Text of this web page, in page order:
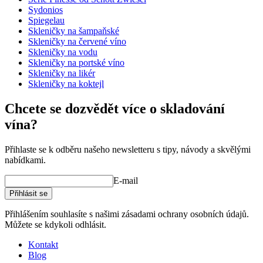
Dobré víno si zaslouží pořádnou sklenku!
Průměr (cm)11
Kapacita (cl)
Ostatní
GravírováníNe
Sydonios
Spiegelau
Skleničky na šampaňské
Skleničky na červené víno
Skleničky na vodu
Skleničky na portské víno
Skleničky na likér
Skleničky na koktejl
Chcete se dozvědět více o skladování
vína?
Přihlaste se k odběru našeho newsletteru s tipy, návody a skvělými
nabídkami.
E-mail
Přihlásit se
Přihlášením souhlasíte s našimi zásadami ochrany osobních údajů.
Můžete se kdykoli odhlásit.
Kontakt
Blog